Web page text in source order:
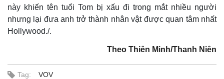
này khiến tên tuổi Tom bị xấu đi trong mắt nhiều người
nhưng lại đưa anh trở thành nhân vật được quan tâm nhất
Hollywood./.
Theo Thiên Minh/Thanh Niên
Tag: VOV